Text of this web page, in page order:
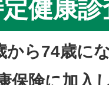
健康
から74歳に
保険に加入